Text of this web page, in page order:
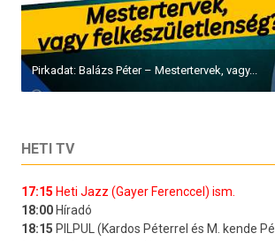
Pirkadat: Balázs Péter – Mestertervek, vagy...
HETI TV